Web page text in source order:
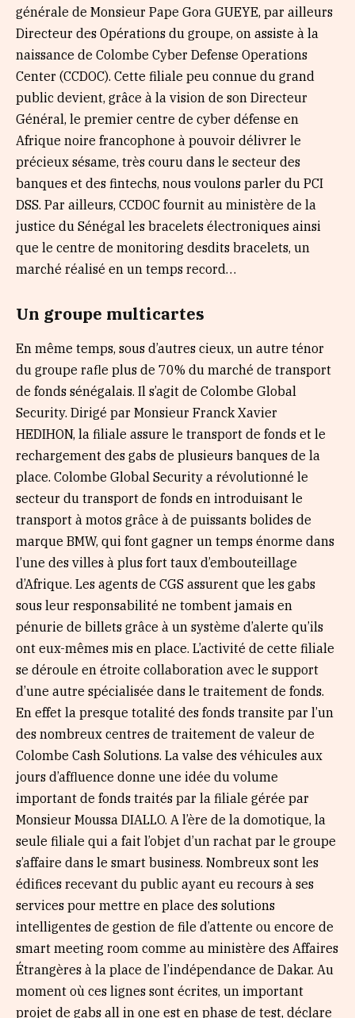
générale de Monsieur Pape Gora GUEYE, par ailleurs
Directeur des Opérations du groupe, on assiste à la
naissance de Colombe Cyber Defense Operations
Center (CCDOC). Cette filiale peu connue du grand
public devient, grâce à la vision de son Directeur
Général, le premier centre de cyber défense en
Afrique noire francophone à pouvoir délivrer le
précieux sésame, très couru dans le secteur des
banques et des fintechs, nous voulons parler du PCI
DSS. Par ailleurs, CCDOC fournit au ministère de la
justice du Sénégal les bracelets électroniques ainsi
que le centre de monitoring desdits bracelets, un
marché réalisé en un temps record…
Un groupe multicartes
En même temps, sous d’autres cieux, un autre ténor
du groupe rafle plus de 70% du marché de transport
de fonds sénégalais. Il s’agit de Colombe Global
Security. Dirigé par Monsieur Franck Xavier
HEDIHON, la filiale assure le transport de fonds et le
rechargement des gabs de plusieurs banques de la
place. Colombe Global Security a révolutionné le
secteur du transport de fonds en introduisant le
transport à motos grâce à de puissants bolides de
marque BMW, qui font gagner un temps énorme dans
l’une des villes à plus fort taux d’embouteillage
d’Afrique. Les agents de CGS assurent que les gabs
sous leur responsabilité ne tombent jamais en
pénurie de billets grâce à un système d’alerte qu’ils
ont eux-mêmes mis en place. L’activité de cette filiale
se déroule en étroite collaboration avec le support
d’une autre spécialisée dans le traitement de fonds.
En effet la presque totalité des fonds transite par l’un
des nombreux centres de traitement de valeur de
Colombe Cash Solutions. La valse des véhicules aux
jours d’affluence donne une idée du volume
important de fonds traités par la filiale gérée par
Monsieur Moussa DIALLO. A l’ère de la domotique, la
seule filiale qui a fait l’objet d’un rachat par le groupe
s’affaire dans le smart business. Nombreux sont les
édifices recevant du public ayant eu recours à ses
services pour mettre en place des solutions
intelligentes de gestion de file d’attente ou encore de
smart meeting room comme au ministère des Affaires
Étrangères à la place de l’indépendance de Dakar. Au
moment où ces lignes sont écrites, un important
projet de gabs all in one est en phase de test, déclare